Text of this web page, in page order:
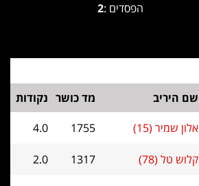
הפסדים :2
שם היריב מד כושר נקודות
אלון שמיר (15) 1755
4.0
קלוש טל (78) 1317
2.0